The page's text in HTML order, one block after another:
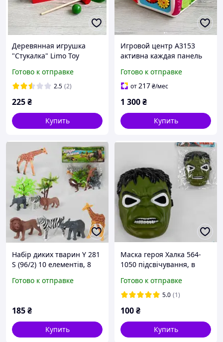
Деревянная игрушка
"Стукалка" Limo Toy
Готово к отправке
2.5 (2)
225₴
Купить
Игровой центр A3153
активна каждая панель
Готово к отправке
от217₴/мес
1 300₴
Купить
Набір диких тварин Y 281
S (96/2) 10 елементів, 8
кульку
Готово к отправке
185₴
Купить
Маска героя Халка 564-
1050 підсвічування, в
Готово к отправке
5.0 (1)
100₴
Купить